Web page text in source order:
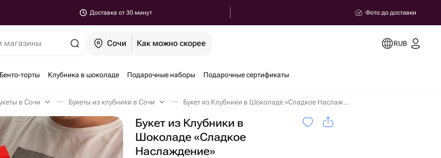
Доставка от 30 минут Фото до доставки
магазины Сочи Как можно скорее RUB
Бенто-торты Клубника в шоколаде Подарочные наборы Подарочные сертификаты
в Сочи Букеты из клубники в Сочи Букет из Клубники в Шоколаде «Сладкое Наслаждение» в Сочи
Букет из Клубники в
Шоколаде «Сладкое
Наслаждение»